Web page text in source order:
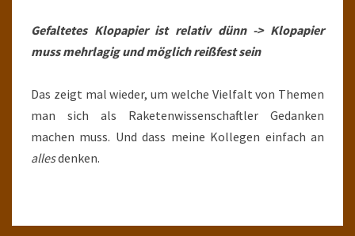
Gefaltetes Klopapier ist relativ dünn -> Klopapier
muss mehrlagig und möglich reißfest sein
Das zeigt mal wieder, um welche Vielfalt von Themen
man sich als Raketenwissenschaftler Gedanken
machen muss. Und dass meine Kollegen einfach an
allesdenken.